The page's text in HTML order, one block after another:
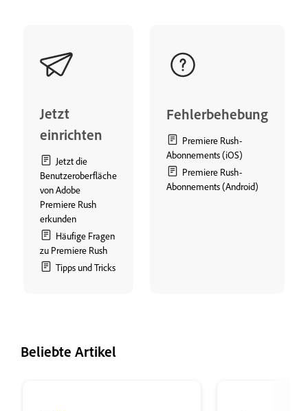
Jetzt
einrichten
Jetzt die
Benutzeroberfläche
von Adobe
Premiere Rush
erkunden
Häufige Fragen
zu Premiere Rush
Tipps und Tricks
Fehlerbehebung
Premiere Rush-
Abonnements (iOS)
Premiere Rush-
Abonnements (Android)
Beliebte Artikel